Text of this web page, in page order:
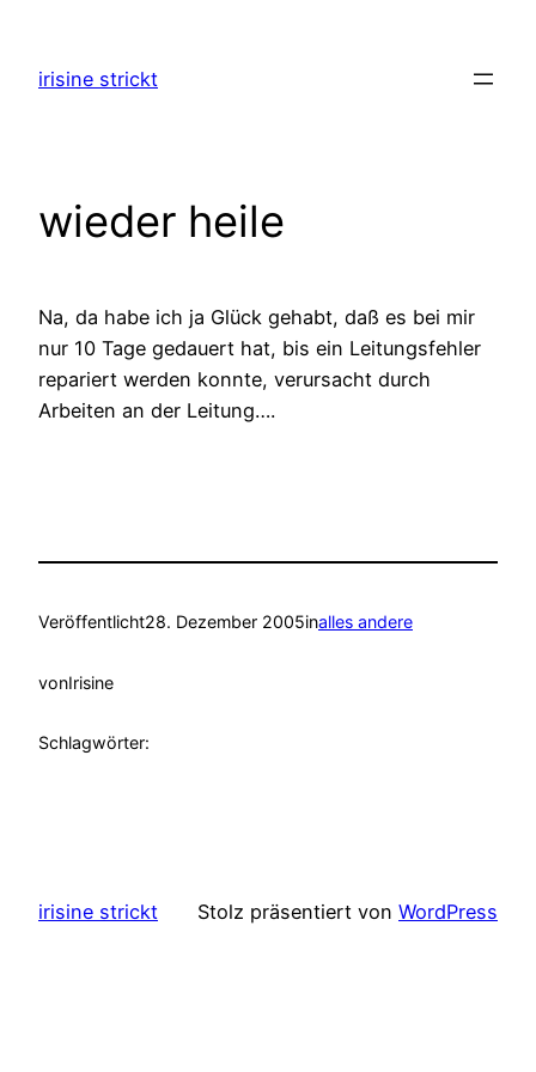
springen
irisine strickt
wieder heile
Na, da habe ich ja Glück gehabt, daß es bei mir
nur 10 Tage gedauert hat, bis ein Leitungsfehler
repariert werden konnte, verursacht durch
Arbeiten an der Leitung….
Veröffentlicht28. Dezember 2005inalles andere
vonIrisine
Schlagwörter:
irisine strickt Stolz präsentiert von WordPress